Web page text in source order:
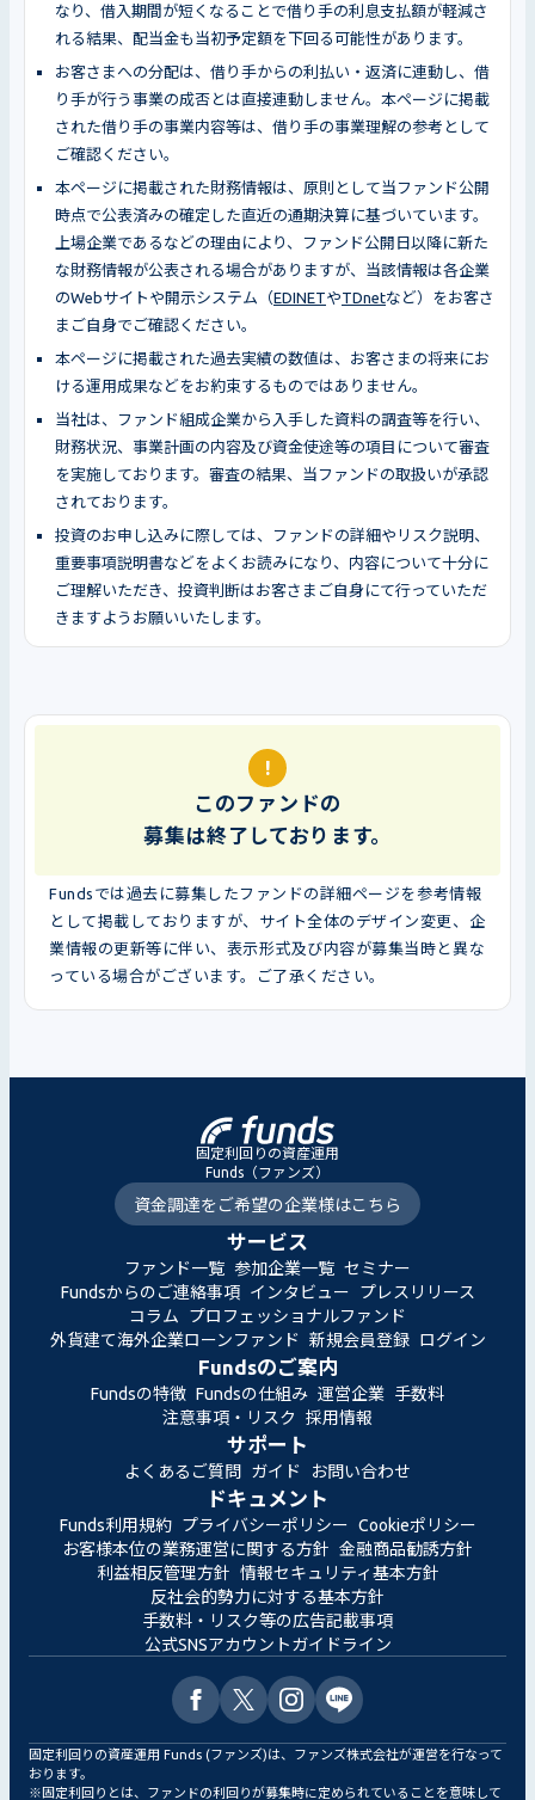
なり、借入期間が短くなることで借り手の利息支払額が軽減さ
れる結果、配当金も当初予定額を下回る可能性があります。
お客さまへの分配は、借り手からの利払い・返済に連動し、借
り手が行う事業の成否とは直接連動しません。本ページに掲載
された借り手の事業内容等は、借り手の事業理解の参考として
ご確認ください。
本ページに掲載された財務情報は、原則として当ファンド公開
時点で公表済みの確定した直近の通期決算に基づいています。
上場企業であるなどの理由により、ファンド公開日以降に新た
な財務情報が公表される場合がありますが、当該情報は各企業
のWebサイトや開示システム（EDINETやTDnetなど）をお客さ
まご自身でご確認ください。
本ページに掲載された過去実績の数値は、お客さまの将来にお
ける運用成果などをお約束するものではありません。
当社は、ファンド組成企業から入手した資料の調査等を行い、
財務状況、事業計画の内容及び資金使途等の項目について審査
を実施しております。審査の結果、当ファンドの取扱いが承認
されております。
投資のお申し込みに際しては、ファンドの詳細やリスク説明、
重要事項説明書などをよくお読みになり、内容について十分に
ご理解いただき、投資判断はお客さまご自身にて行っていただ
きますようお願いいたします。
!
このファンドの
募集は終了しております。
Fundsでは過去に募集したファンドの詳細ページを参考情報
として掲載しておりますが、サイト全体のデザイン変更、企
業情報の更新等に伴い、表示形式及び内容が募集当時と異な
っている場合がございます。ご了承ください。
固定利回りの資産運用
Funds（ファンズ）
資金調達をご希望の企業様はこちら
サービス
ファンド一覧 参加企業一覧 セミナー
Fundsからのご連絡事項 インタビュー
プレスリリース
コラム
プロフェッショナルファンド
外貨建て海外企業ローンファンド 新規会員登録 ログイン
Fundsのご案内
Fundsの特徴 Fundsの仕組み 運営企業 手数料
注意事項・リスク
採用情報
サポート
よくあるご質問 ガイド お問い合わせ
ドキュメント
Funds利用規約 プライバシーポリシー Cookieポリシー
お客様本位の業務運営に関する方針 金融商品勧誘方針
利益相反管理方針 情報セキュリティ基本方針
反社会的勢力に対する基本方針
手数料・リスク等の広告記載事項
公式SNSアカウントガイドライン
固定利回りの資産運用 Funds (ファンズ)は、ファンズ株式会社が運営を行なって
おります。
※固定利回りとは、ファンドの利回りが募集時に定められていることを意味して